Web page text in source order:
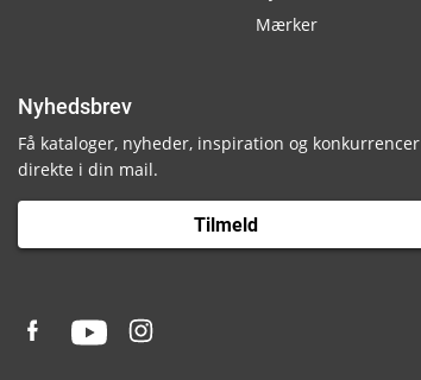
Mærker
Nyhedsbrev
Få kataloger, nyheder, inspiration og konkurrencer
direkte i din mail.
Tilmeld